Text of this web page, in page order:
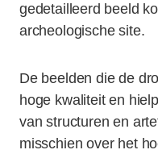
gedetailleerd beeld
archeologische site.
De beelden die de
hoge kwaliteit en
van structuren en
misschien over het